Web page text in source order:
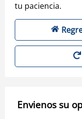
tu paciencia.
Envienos su